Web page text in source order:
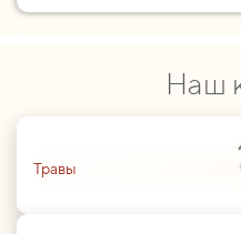
Наш
Травы